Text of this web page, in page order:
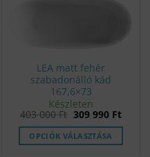
LEA matt fehér
szabadonálló kád
167,6×73
Készleten
403 000Ft Original
price
was:
403
000 Ft.
309 990 Ft
price
is:
990
OPCIÓK VÁLASZTÁSA